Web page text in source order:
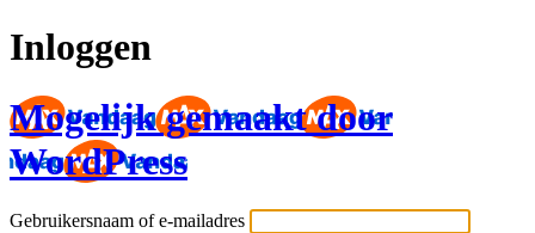
Inloggen
Mogelijk gemaakt door
WordPress
Gebruikersnaam of e-mailadres